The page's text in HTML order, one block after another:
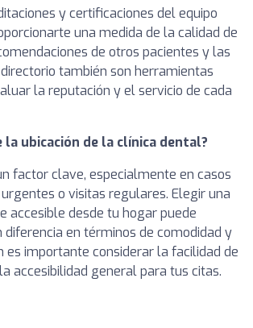
y certificaciones del equipo
una medida de la calidad de
de otros pacientes y las
también son herramientas
la reputación y el servicio de cada
ubicación de la clínica dental?
factor clave, especialmente en casos
o visitas regulares. Elegir una
accesible desde tu hogar puede
en términos de comodidad y
es importante considerar la facilidad de
accesibilidad general para tus citas.